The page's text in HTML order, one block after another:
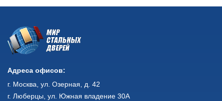
Адреса офисов:
г. Москва, ул. Озерная, д. 42
г. Люберцы, ул. Южная владение 30А